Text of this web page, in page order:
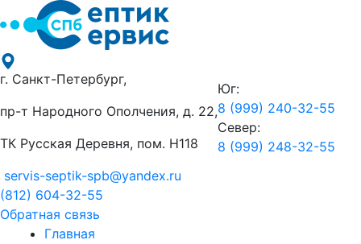
г. Санкт-Петербург,
пр-т Народного Ополчения, д. 22,
ТК Русская Деревня, пом. Н118
servis-septik-spb@yandex.ru
Юг:
8 (999) 240-32-55
Север:
8 (999) 248-32-55
(812) 604-32-55
Обратная связь
Главная